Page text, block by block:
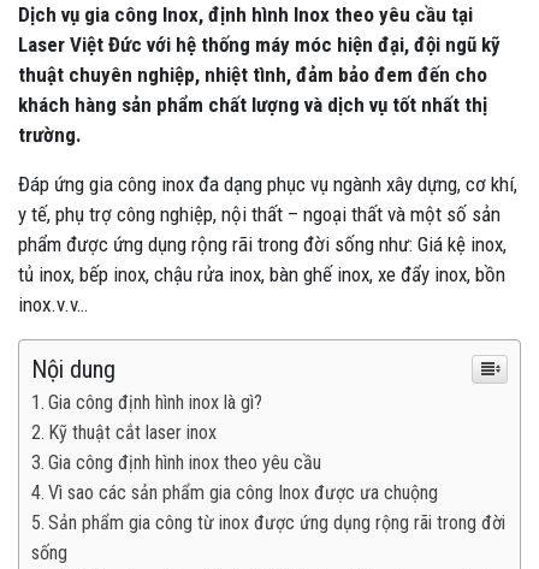
Dịch vụ gia công Inox, định hình Inox theo yêu cầu tại
Laser Việt Đức với hệ thống máy móc hiện đại, đội ngũ kỹ
thuật chuyên nghiệp, nhiệt tình, đảm bảo đem đến cho
khách hàng sản phẩm chất lượng và dịch vụ tốt nhất thị
trường.
Đáp ứng gia công inox đa dạng phục vụ ngành xây dựng, cơ khí,
y tế, phụ trợ công nghiệp, nội thất – ngoại thất và một số sản
phẩm được ứng dụng rộng rãi trong đời sống như: Giá kệ inox,
tủ inox, bếp inox, chậu rửa inox, bàn ghế inox, xe đẩy inox, bồn
inox.v.v…
Nội dung
Gia công định hình inox là gì?
Kỹ thuật cắt laser inox
Gia công định hình inox theo yêu cầu
Vì sao các sản phẩm gia công Inox được ưa chuộng
Sản phẩm gia công từ inox được ứng dụng rộng rãi trong đời
sống